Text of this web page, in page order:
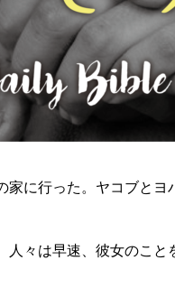
に行った。ヤコブとヨ
々は早速、彼女のこと